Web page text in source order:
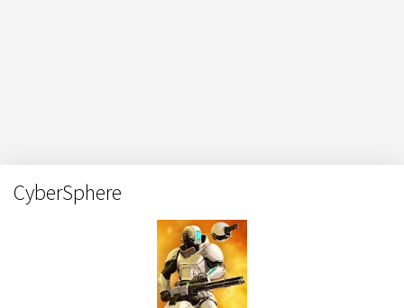
CyberSphere